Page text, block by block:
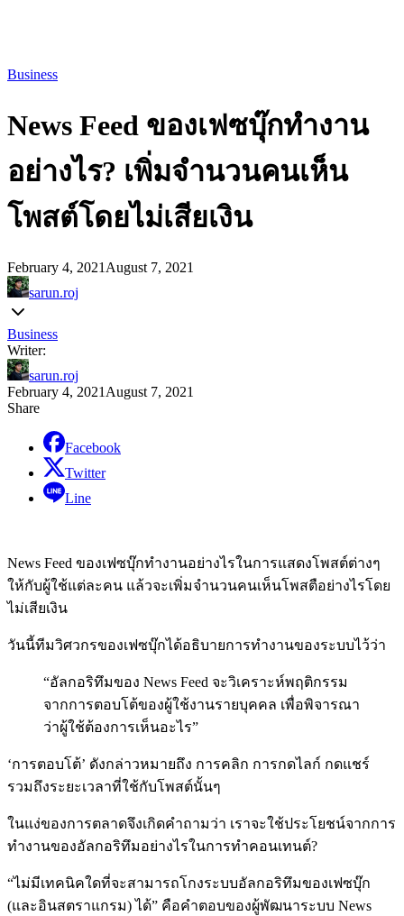
Business
News Feed ของเฟซบุ๊กทำงาน
อย่างไร? เพิ่มจำนวนคนเห็น
โพสต์โดยไม่เสียเงิน
February 4, 2021 August 7, 2021
sarun.roj
Business
Writer:
sarun.roj
February 4, 2021 August 7, 2021
Share
Facebook
Twitter
Line
News Feed ของเฟซบุ๊กทำงานอย่างไรในการแสดงโพสต์ต่างๆ
ให้กับผู้ใช้แต่ละคน แล้วจะเพิ่มจำนวนคนเห็นโพสตือย่างไรโดย
ไม่เสียเงิน
วันนี้ทีมวิศวกรของเฟซบุ๊กได้อธิบายการทำงานของระบบไว้ว่า
“อัลกอริทึมของ News Feed จะวิเคราะห์พฤติกรรม
จากการตอบโต้ของผู้ใช้งานรายบุคคล เพื่อพิจารณา
ว่าผู้ใช้ต้องการเห็นอะไร”
‘การตอบโต้’ ดังกล่าวหมายถึง การคลิก การกดไลก์ กดแชร์
รวมถึงระยะเวลาที่ใช้กับโพสต์นั้นๆ
ในแง่ของการตลาดจึงเกิดคำถามว่า เราจะใช้ประโยชน์จากการ
ทำงานของอัลกอริทึมอย่างไรในการทำคอนเทนต์?
“ไม่มีเทคนิคใดที่จะสามารถโกงระบบอัลกอริทึมของเฟซบุ๊ก
(และอินสตราแกรม) ได้” คือคำตอบของผู้พัฒนาระบบ News